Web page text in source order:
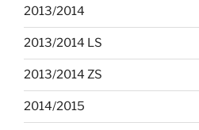
2013/2014
2013/2014 LS
2013/2014 ZS
2014/2015